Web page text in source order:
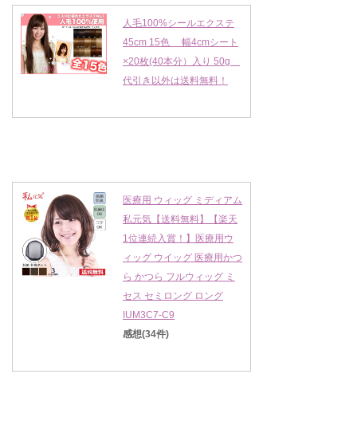
人毛100%シールエクステ
45cm 15色 幅4cmシート
×20枚(40本分）入り 50g
代引き以外は送料無料！
医療用 ウィッグ ミディアム
私元気【送料無料】【楽天
1位連続入賞！】医療用ウ
ィッグ ウイッグ 医療用かつ
ら かつら フルウィッグ ミ
セス セミロング ロング
IUM3C7-C9
感想(34件)